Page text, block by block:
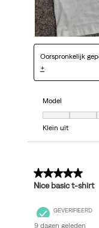
Oorspronkelijk
+
Model
Model, 4 van 7,
Klein uit
5 van 5 sterren.
Nice basic t-shirt
GEVERIFIEERD
9 dagen geleden